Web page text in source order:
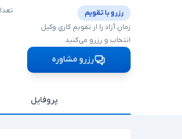
رزرو با تقویم
زمانِ آزاد را از تقویمِ کاریِ وکیل
انتخاب و رزرو می‌کنید.
رزرو مشاوره
پروفایل